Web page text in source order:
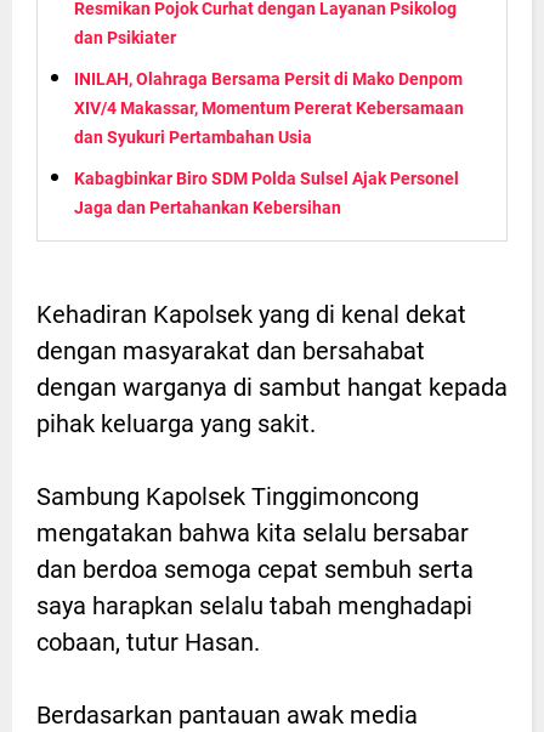
Resmikan Pojok Curhat dengan Layanan Psikolog
dan Psikiater
INILAH, Olahraga Bersama Persit di Mako Denpom
XIV/4 Makassar, Momentum Pererat Kebersamaan
dan Syukuri Pertambahan Usia
Kabagbinkar Biro SDM Polda Sulsel Ajak Personel
Jaga dan Pertahankan Kebersihan
Kehadiran Kapolsek yang di kenal dekat
dengan masyarakat dan bersahabat
dengan warganya di sambut hangat kepada
pihak keluarga yang sakit.
Sambung Kapolsek Tinggimoncong
mengatakan bahwa kita selalu bersabar
dan berdoa semoga cepat sembuh serta
saya harapkan selalu tabah menghadapi
cobaan, tutur Hasan.
Berdasarkan pantauan awak media